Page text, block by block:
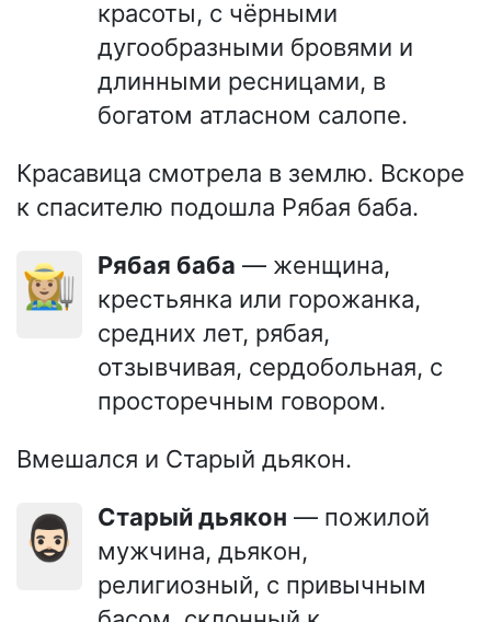
красоты, с чёрными
дугообразными бровями и
длинными ресницами, в
богатом атласном салопе.
Красавица смотрела в землю. Вскоре
к спасителю подошла Рябая баба.
👩🏼‍🌾 Рябая баба — женщина,
крестьянка или горожанка,
средних лет, рябая,
отзывчивая, сердобольная, с
просторечным говором.
Вмешался и Старый дьякон.
🧔🏻‍♂️ Старый дьякон — пожилой
мужчина, дьякон,
религиозный, с привычным